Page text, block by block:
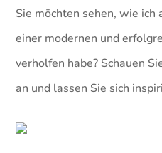
Sie möchten sehen, wie ich
einer modernen und
verholfen habe? Schauen
an und lassen Sie sich